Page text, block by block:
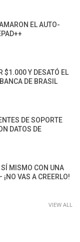
EL AUTO-
$1.000 Y DESATÓ EL
DE BRASIL
DE SOPORTE
DATOS DE
SÍ MISMO CON UNA
¡NO VAS A CREERLO!
VIEW ALL